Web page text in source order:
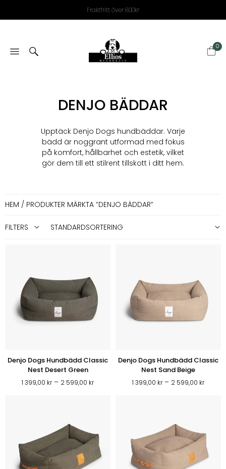
Fraktfritt över 800kr
0
DENJO BÄDDAR
Upptäck Denjo Dogs hundbäddar. Varje
bädd är noggrant utformad med fokus
på komfort, hållbarhet och estetik, vilket
gör dem till ett stilrent tillskott i ditt hem.
HEM / PRODUKTER MÄRKTA ”DENJO BÄDDAR”
FILTERS
Denjo Dogs Hundbädd Classic
Nest Desert Green
1 399,00 kr – 2 599,00 krPrisintervall:
599,00 kr
Denjo Dogs Hundbädd Classic
Nest Sand Beige
1 399,00 kr – 2 599,00 kr